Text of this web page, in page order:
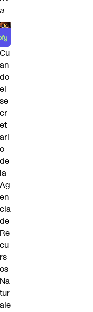
a
Cu
an
do
el
se
cr
et
ari
o
de
la
Ag
en
cia
de
Re
cu
rs
os
Na
tur
ale